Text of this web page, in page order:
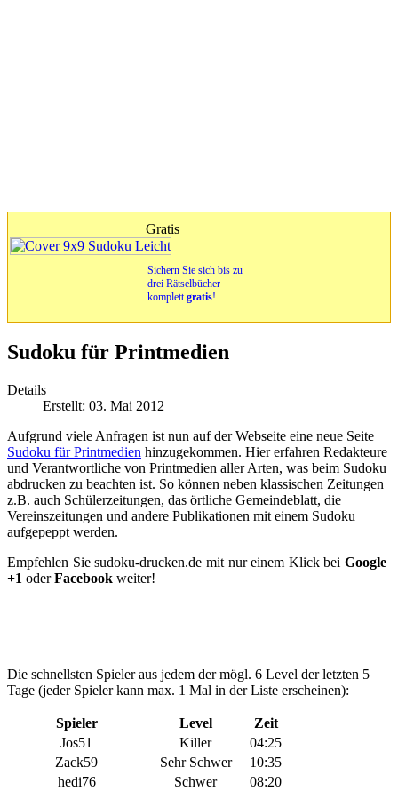
Gratis
Sichern Sie sich bis zu
drei Rätselbücher
komplettgratis!
Sudoku für Printmedien
Details
Erstellt: 03. Mai 2012
Aufgrund viele Anfragen ist nun auf der Webseite eine neue Seite
Sudoku für Printmedien hinzugekommen. Hier erfahren Redakteure
und Verantwortliche von Printmedien aller Arten, was beim Sudoku
abdrucken zu beachten ist. So können neben klassischen Zeitungen
z.B. auch Schülerzeitungen, das örtliche Gemeindeblatt, die
Vereinszeitungen und andere Publikationen mit einem Sudoku
aufgepeppt werden.
Empfehlen Sie sudoku-drucken.de mit nur einem Klick bei Google
+1 oderFacebook weiter!
Die schnellsten Spieler aus jedem der mögl. 6 Level der letzten 5
Tage (jeder Spieler kann max. 1 Mal in der Liste erscheinen):
Spieler Level
Zeit
Jos51
Killer
04:25
Zack59
Sehr Schwer
10:35
hedi76
Schwer 08:20